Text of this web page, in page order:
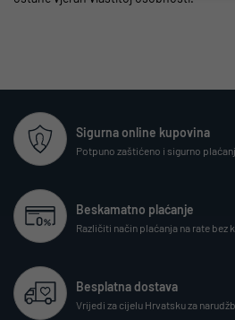
Sigurna online kupovina
Potpuno zaštićeno i sigurno
Beskamatno plaćanje
Različiti način plaćanja na rate bez
Besplatna dostava
Vrijedi za cijelu Hrvatsku za